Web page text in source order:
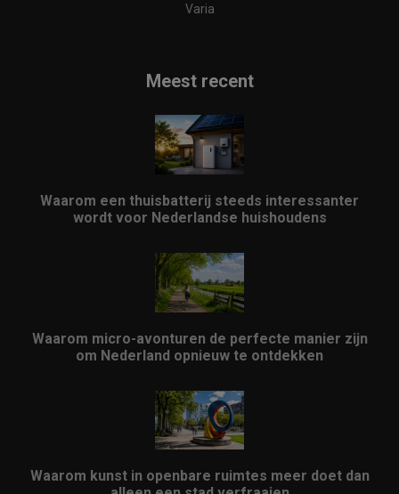
Varia
Meest recent
Waarom een thuisbatterij steeds interessanter
wordt voor Nederlandse huishoudens
Waarom micro-avonturen de perfecte manier zijn
om Nederland opnieuw te ontdekken
Waarom kunst in openbare ruimtes meer doet dan